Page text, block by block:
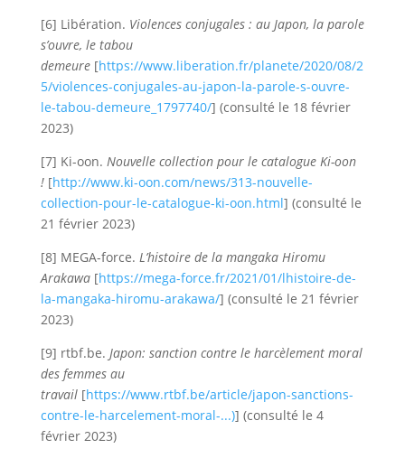
[6] Libération. Violences conjugales : au Japon, la parole
s’ouvre, le tabou
demeure[https://www.liberation.fr/planete/2020/08/2
5/violences-conjugales-au-japon-la-parole-s-ouvre-
le-tabou-demeure_1797740/] (consulté le 18 février
2023)
[7] Ki-oon. Nouvelle collection pour le catalogue Ki-oon
! [http://www.ki-oon.com/news/313-nouvelle-
collection-pour-le-catalogue-ki-oon.html] (consulté le
21 février 2023)
[8] MEGA-force. L’histoire de la mangaka Hiromu
Arakawa[https://mega-force.fr/2021/01/lhistoire-de-
la-mangaka-hiromu-arakawa/] (consulté le 21 février
2023)
[9] rtbf.be. Japon: sanction contre le harcèlement moral
des femmes au
travail[https://www.rtbf.be/article/japon-sanctions-
contre-le-harcelement-moral-...)] (consulté le 4
février 2023)